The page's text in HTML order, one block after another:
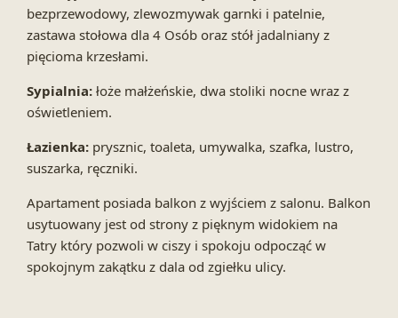
bezprzewodowy, zlewozmywak garnki i patelnie,
zastawa stołowa dla 4 Osób oraz stół jadalniany z
pięcioma krzesłami.
Sypialnia: łoże małżeńskie, dwa stoliki nocne wraz z
oświetleniem.
Łazienka: prysznic, toaleta, umywalka, szafka, lustro,
suszarka, ręczniki.
Apartament posiada balkon z wyjściem z salonu. Balkon
usytuowany jest od strony z pięknym widokiem na
Tatry który pozwoli w ciszy i spokoju odpocząć w
spokojnym zakątku z dala od zgiełku ulicy.